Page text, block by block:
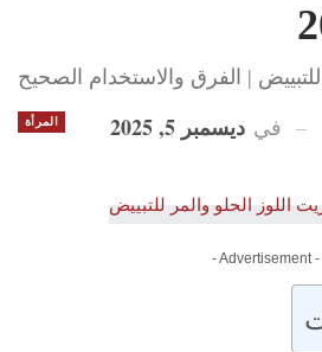
| الفرق والاستخدام الصحيح
المرأة في ديسمبر 5, 2025
- Advertisement -